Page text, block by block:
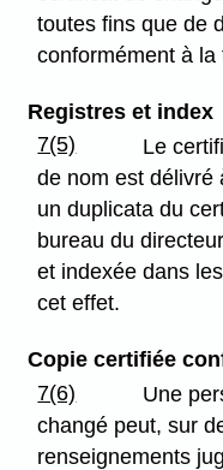
toutes fins que de
conformément à
Registres et index
7(5)
Le
de nom est délivré
un duplicata du
bureau du
et indexée dans
cet effet.
Copie certifiée
7(6)
Une
changé peut, sur
renseignements